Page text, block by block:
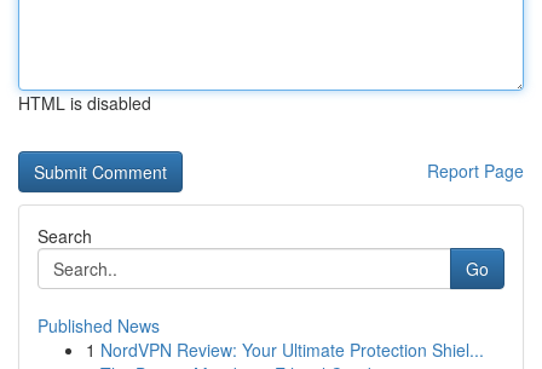
HTML is disabled
Report Page
Search
Go
Published News
1 NordVPN Review: Your Ultimate Protection Shiel...